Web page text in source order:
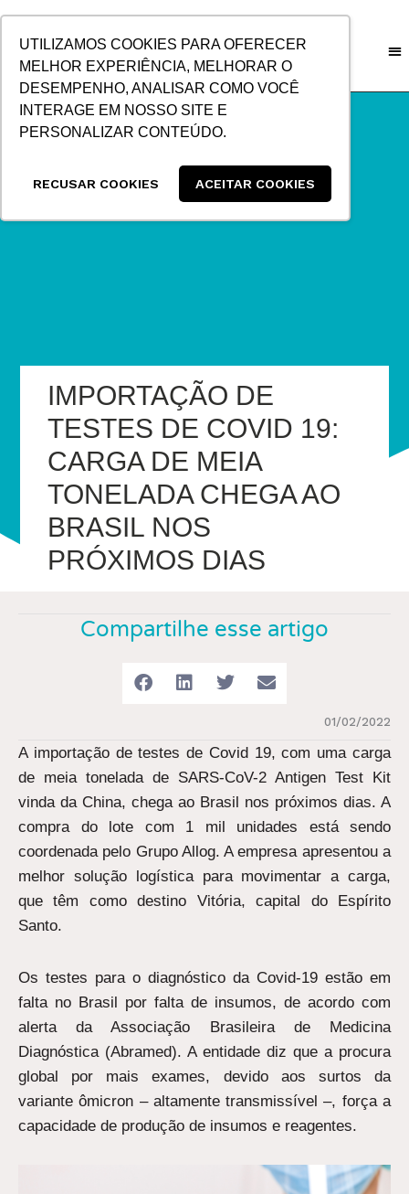
UTILIZAMOS COOKIES PARA OFERECER
MELHOR EXPERIÊNCIA, MELHORAR O
DESEMPENHO, ANALISAR COMO VOCÊ
INTERAGE EM NOSSO SITE E
PERSONALIZAR CONTEÚDO.
RECUSAR COOKIES ACEITAR COOKIES
CONTEÚDO
IMPORTAÇÃO DE
TESTES DE COVID 19:
CARGA DE MEIA
TONELADA CHEGA AO
BRASIL NOS
PRÓXIMOS DIAS
Compartilhe esse artigo
01/02/2022
A importação de testes de Covid 19, com uma carga
de meia tonelada de SARS-CoV-2 Antigen Test Kit
vinda da China, chega ao Brasil nos próximos dias. A
compra do lote com 1 mil unidades está sendo
coordenada pelo Grupo Allog. A empresa apresentou a
melhor solução logística para movimentar a carga,
que têm como destino Vitória, capital do Espírito
Santo.
Os testes para o diagnóstico da Covid-19 estão em
falta no Brasil por falta de insumos, de acordo com
alerta da Associação Brasileira de Medicina
Diagnóstica (Abramed). A entidade diz que a procura
global por mais exames, devido aos surtos da
variante ômicron – altamente transmissível –, força a
capacidade de produção de insumos e reagentes.